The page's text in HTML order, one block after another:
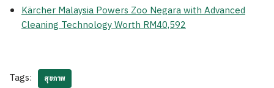
Kärcher Malaysia Powers Zoo Negara with Advanced
Cleaning Technology Worth RM40,592
Tags: สุขภาพ